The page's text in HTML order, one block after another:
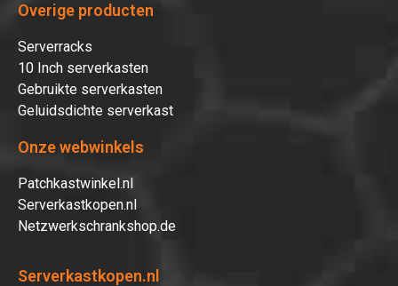
Overige producten
Serverracks
10 Inch serverkasten
Gebruikte serverkasten
Geluidsdichte serverkast
Onze webwinkels
Patchkastwinkel.nl
Serverkastkopen.nl
Netzwerkschrankshop.de
Serverkastkopen.nl